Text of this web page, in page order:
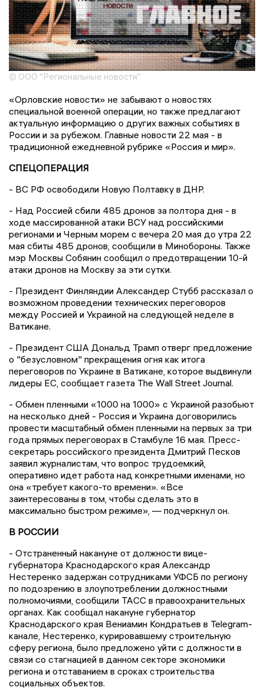
© ООО "Региональные новости"
«Орловские новости» не забывают о новостях
специальной военной операции, но также предлагают
актуальную информацию о других важных событиях в
России и за рубежом. Главные новости 22 мая - в
традиционной ежедневной рубрике «Россия и мир».
СПЕЦОПЕРАЦИЯ
- ВС РФ освободили Новую Полтавку в ДНР.
- Над Россией сбили 485 дронов за полтора дня - в
ходе массированной атаки ВСУ над российскими
регионами и Черным морем с вечера 20 мая до утра 22
мая сбиты 485 дронов, сообщили в Минобороны. Также
мэр Москвы Собянин сообщил о предотвращении 10-й
атаки дронов на Москву за эти сутки.
- Президент Финляндии Александер Стубб рассказал о
возможном проведении технических переговоров
между Россией и Украиной на следующей неделе в
Ватикане.
- Президент США Дональд Трамп отверг предложение
о "безусловном" прекращения огня как итога
переговоров по Украине в Ватикане, которое выдвинули
лидеры ЕС, сообщает газета The Wall Street Journal.
- Обмен пленными «1000 на 1000» с Украиной разобьют
на несколько дней - Россия и Украина договорились
провести масштабный обмен пленными на первых за три
года прямых переговорах в Стамбуле 16 мая. Пресс-
секретарь российского президента Дмитрий Песков
заявил журналистам, что вопрос трудоемкий,
оперативно идет работа над конкретными именами, но
она «требует какого-то времени». «Все
заинтересованы в том, чтобы сделать это в
максимально быстром режиме», — подчеркнул он.
В РОССИИ
- Отстраненный накануне от должности вице-
губернатора Краснодарского края Александр
Нестеренко задержан сотрудниками УФСБ по региону
по подозрению в злоупотреблении должностными
полномочиями, сообщили ТАСС в правоохранительных
органах. Как сообщал накануне губернатор
Краснодарского края Вениамин Кондратьев в Telegram-
канале, Нестеренко, курировавшему строительную
сферу региона, было предложено уйти с должности в
связи со стагнацией в данном секторе экономики
региона и отставанием в сроках строительства
социальных объектов.